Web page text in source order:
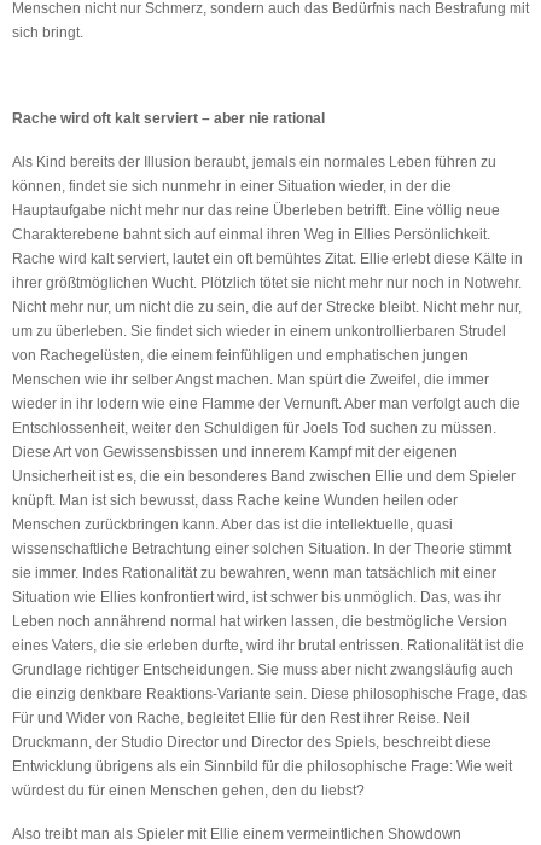
Menschen nicht nur Schmerz, sondern auch das Bedürfnis nach Bestrafung mit
sich bringt.
Rache wird oft kalt serviert – aber nie rational
Als Kind bereits der Illusion beraubt, jemals ein normales Leben führen zu
können, findet sie sich nunmehr in einer Situation wieder, in der die
Hauptaufgabe nicht mehr nur das reine Überleben betrifft. Eine völlig neue
Charakterebene bahnt sich auf einmal ihren Weg in Ellies Persönlichkeit.
Rache wird kalt serviert, lautet ein oft bemühtes Zitat. Ellie erlebt diese Kälte in
ihrer größtmöglichen Wucht. Plötzlich tötet sie nicht mehr nur noch in Notwehr.
Nicht mehr nur, um nicht die zu sein, die auf der Strecke bleibt. Nicht mehr nur,
um zu überleben. Sie findet sich wieder in einem unkontrollierbaren Strudel
von Rachegelüsten, die einem feinfühligen und emphatischen jungen
Menschen wie ihr selber Angst machen. Man spürt die Zweifel, die immer
wieder in ihr lodern wie eine Flamme der Vernunft. Aber man verfolgt auch die
Entschlossenheit, weiter den Schuldigen für Joels Tod suchen zu müssen.
Diese Art von Gewissensbissen und innerem Kampf mit der eigenen
Unsicherheit ist es, die ein besonderes Band zwischen Ellie und dem Spieler
knüpft. Man ist sich bewusst, dass Rache keine Wunden heilen oder
Menschen zurückbringen kann. Aber das ist die intellektuelle, quasi
wissenschaftliche Betrachtung einer solchen Situation. In der Theorie stimmt
sie immer. Indes Rationalität zu bewahren, wenn man tatsächlich mit einer
Situation wie Ellies konfrontiert wird, ist schwer bis unmöglich. Das, was ihr
Leben noch annährend normal hat wirken lassen, die bestmögliche Version
eines Vaters, die sie erleben durfte, wird ihr brutal entrissen. Rationalität ist die
Grundlage richtiger Entscheidungen. Sie muss aber nicht zwangsläufig auch
die einzig denkbare Reaktions-Variante sein. Diese philosophische Frage, das
Für und Wider von Rache, begleitet Ellie für den Rest ihrer Reise. Neil
Druckmann, der Studio Director und Director des Spiels, beschreibt diese
Entwicklung übrigens als ein Sinnbild für die philosophische Frage: Wie weit
würdest du für einen Menschen gehen, den du liebst?
Also treibt man als Spieler mit Ellie einem vermeintlichen Showdown